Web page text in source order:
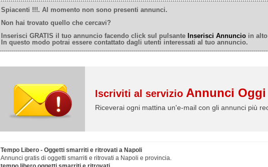
Spiacenti !!!. Al momento non sono presenti annunci.
Non hai trovato quello che cercavi?
Inserisci GRATIS il tuo annuncio facendo click sul pulsante Inserisci Annuncio in
In questo modo potrai essere contattato dagli utenti interessati al tuo annuncio.
Iscriviti al servizio Annunci Oggi
Riceverai ogni mattina un'e-mail con gli annunci più
Tempo Libero - Oggetti smarriti e ritrovati a Napoli
Annunci gratis di oggetti smarriti e ritrovati a Napoli e provincia.